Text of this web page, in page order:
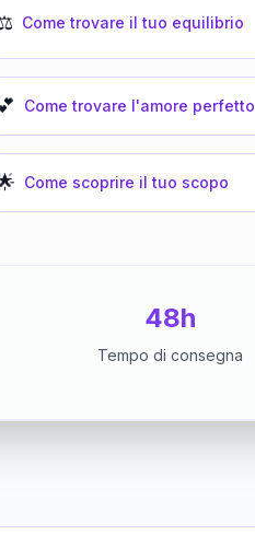
Come trovare il tuo equilibrio
Come trovare l'amore perfetto
Come scoprire il tuo scopo
48h
Tempo di consegna